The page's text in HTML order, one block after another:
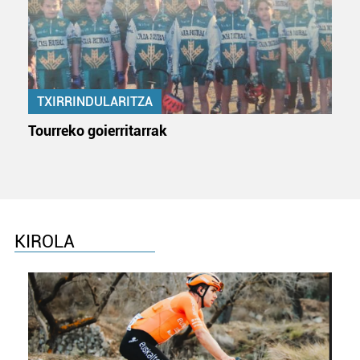
TXIRRINDULARITZA
Tourreko goierritarrak
KIROLA